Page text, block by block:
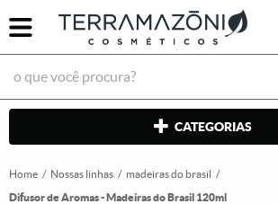
CATEGORIAS
Home Nossas linhas
madeiras do brasil
Difusor de Aromas - Madeiras do Brasil 120ml